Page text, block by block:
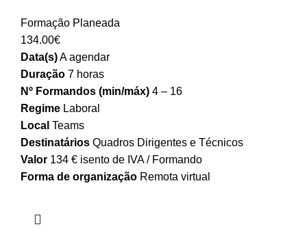
Formação Planeada
134.00€
Data(s)A agendar
Duração 7 horas
Nº Formandos (min/máx) 4 – 16
Regime Laboral
Local Teams
Destinatários Quadros Dirigentes e Técnicos
Valor 134 € isento de IVA / Formando
Forma de organização Remota virtual